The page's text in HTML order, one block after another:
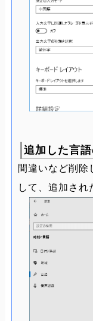
追加した言
間違いなど削除
して、追加され